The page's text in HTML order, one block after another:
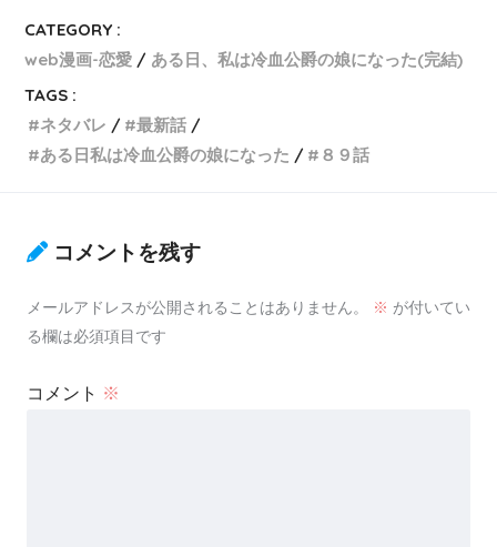
CATEGORY :
web漫画-恋愛
ある日、私は冷血公爵の娘になった(完結)
TAGS :
ネタバレ
最新話
ある日私は冷血公爵の娘になった
８９話
コメントを残す
メールアドレスが公開されることはありません。 ※ が付いてい
る欄は必須項目です
コメント ※